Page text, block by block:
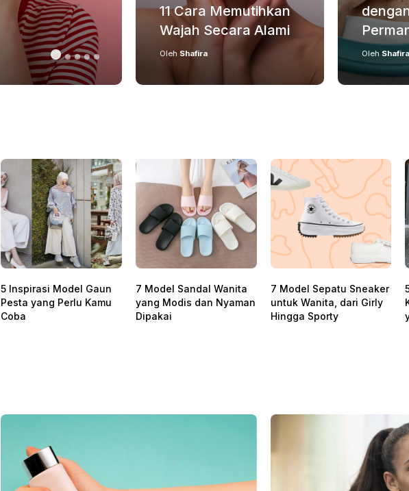
untuk Bibir Kering
11 Cara Memutihkan
Wajah Secara Alami
Oleh Shafira Oleh Shafira
5 Inspirasi Model Gaun
Pesta yang Perlu Kamu
Coba
7 Model Sandal Wanita
yang Modis dan Nyaman
Dipakai
7 Model Sepatu Sneaker
untuk Wanita, dari Girly
Hingga Sporty